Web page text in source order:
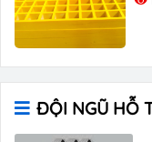
ĐỘI NGŨ HỖ